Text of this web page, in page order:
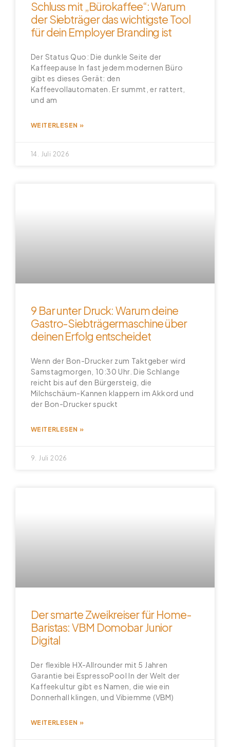
Schluss mit „Bürokaffee“: Warum
der Siebträger das wichtigste Tool
für dein Employer Branding ist
Der Status Quo: Die dunkle Seite der
Kaffeepause In fast jedem modernen Büro
gibt es dieses Gerät: den
Kaffeevollautomaten. Er summt, er rattert,
und am
WEITERLESEN »
14. Juli 2026
9 Bar unter Druck: Warum deine
Gastro-Siebträgermaschine über
deinen Erfolg entscheidet
Wenn der Bon-Drucker zum Taktgeber wird
Samstagmorgen, 10:30 Uhr. Die Schlange
reicht bis auf den Bürgersteig, die
Milchschäum-Kannen klappern im Akkord und
der Bon-Drucker spuckt
WEITERLESEN »
9. Juli 2026
Der smarte Zweikreiser für Home-
Baristas: VBM Domobar Junior
Digital
Der flexible HX-Allrounder mit 5 Jahren
Garantie bei EspressoPool In der Welt der
Kaffeekultur gibt es Namen, die wie ein
Donnerhall klingen, und Vibiemme (VBM)
WEITERLESEN »